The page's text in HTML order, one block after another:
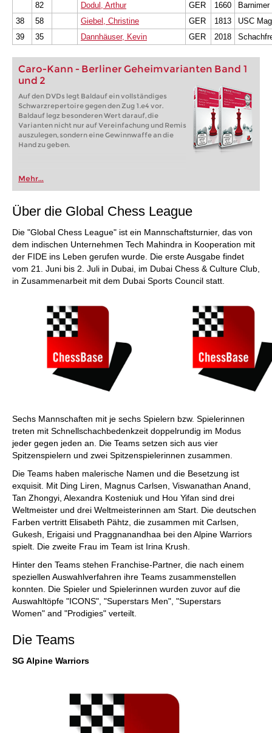
82
Dodul, Arthur GER 1660
38
58 Giebel, Christine GER 1813
USC
39
35 Dannhäuser, Kevin GER 2018
Caro-Kann - Berliner Geheimvarianten Band 1
und 2
Auf den DVDs legt Baldauf ein vollständiges
Schwarzrepertoire gegen den Zug 1.e4 vor.
Baldauf legz besonderen Wert darauf, die
Varianten nicht nur auf Vereinfachung und Remis
auszulegen, sondern eine Gewinnwaffe an die
Hand zu geben.
Mehr...
Über die Global Chess League
Die "Global Chess League" ist ein Mannschaftsturnier, das von
dem indischen Unternehmen Tech Mahindra in Kooperation mit
der FIDE ins Leben gerufen wurde. Die erste Ausgabe findet
vom 21. Juni bis 2. Juli in Dubai, im Dubai Chess & Culture Club,
in Zusammenarbeit mit dem Dubai Sports Council statt.
Sechs Mannschaften mit je sechs Spielern bzw. Spielerinnen
treten mit Schnellschachbedenkzeit doppelrundig im Modus
jeder gegen jeden an. Die Teams setzen sich aus vier
Spitzenspielern und zwei Spitzenspielerinnen zusammen.
Die Teams haben malerische Namen und die Besetzung ist
exquisit. Mit Ding Liren, Magnus Carlsen, Viswanathan Anand,
Tan Zhongyi, Alexandra Kosteniuk und Hou Yifan sind drei
Weltmeister und drei Weltmeisterinnen am Start. Die deutschen
Farben vertritt Elisabeth Pähtz, die zusammen mit Carlsen,
Gukesh, Erigaisi und Praggnanandhaa bei den Alpine Warriors
spielt. Die zweite Frau im Team ist Irina Krush.
Hinter den Teams stehen Franchise-Partner, die nach einem
speziellen Auswahlverfahren ihre Teams zusammenstellen
konnten. Die Spieler und Spielerinnen wurden zuvor auf die
Auswahltöpfe "ICONS", "Superstars Men", "Superstars
Women" and "Prodigies" verteilt.
Die Teams
SG Alpine Warriors